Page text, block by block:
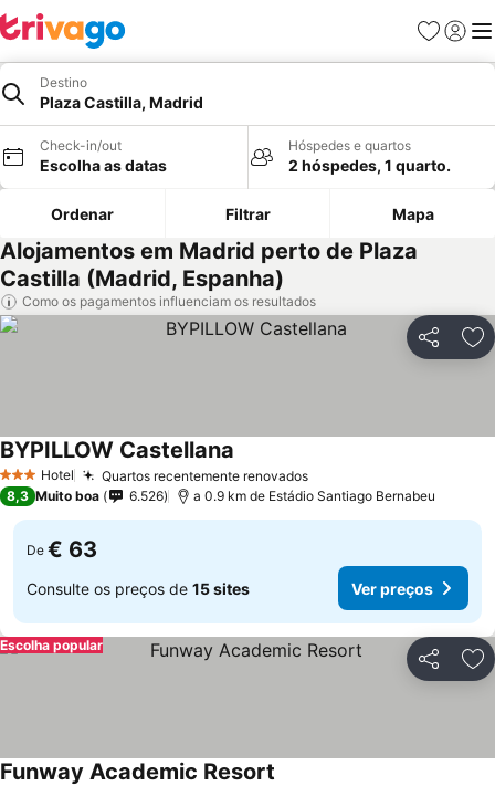
Favoritos
Iniciar
Destino
Plaza Castilla, Madrid
Check-in/out
Escolha as datas
Hóspedes e quartos
2 hóspedes, 1 quarto.
Ordenar Filtrar Mapa
Alojamentos em Madrid perto de Plaza
Castilla (Madrid, Espanha)
Como os pagamentos influenciam os resultados
Partilhar
3 EstrelasHotel Quartos recentemente renovados
BYPILLOW Castellana
8,3 Muito boa 6.526 a 0.9 km de Estádio Santiago Bernabeu
De € 63
Consulte os preços de 15 sites Ver preços
Partilhar
Escolha popular
Funway Academic Resort